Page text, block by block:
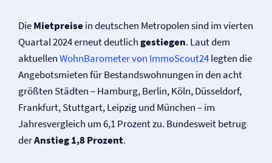
DieMietpreisein deutschen Metropolen sind im vierten
Quartal 2024 erneut deutlichgestiegen. Laut dem
aktuellenWohnBarometer von ImmoScout24legten die
Angebotsmieten für Bestandswohnungen in den acht
größten Städten – Hamburg, Berlin, Köln, Düsseldorf,
Frankfurt, Stuttgart, Leipzig und München – im
Jahresvergleich um 6,1 Prozent zu. Bundesweit betrug
derAnstieg 1,8 Prozent.